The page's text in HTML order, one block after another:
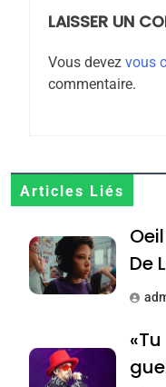
LAISSER UN
Vous devez vous
commentaire.
Articles Liés
De
7
8